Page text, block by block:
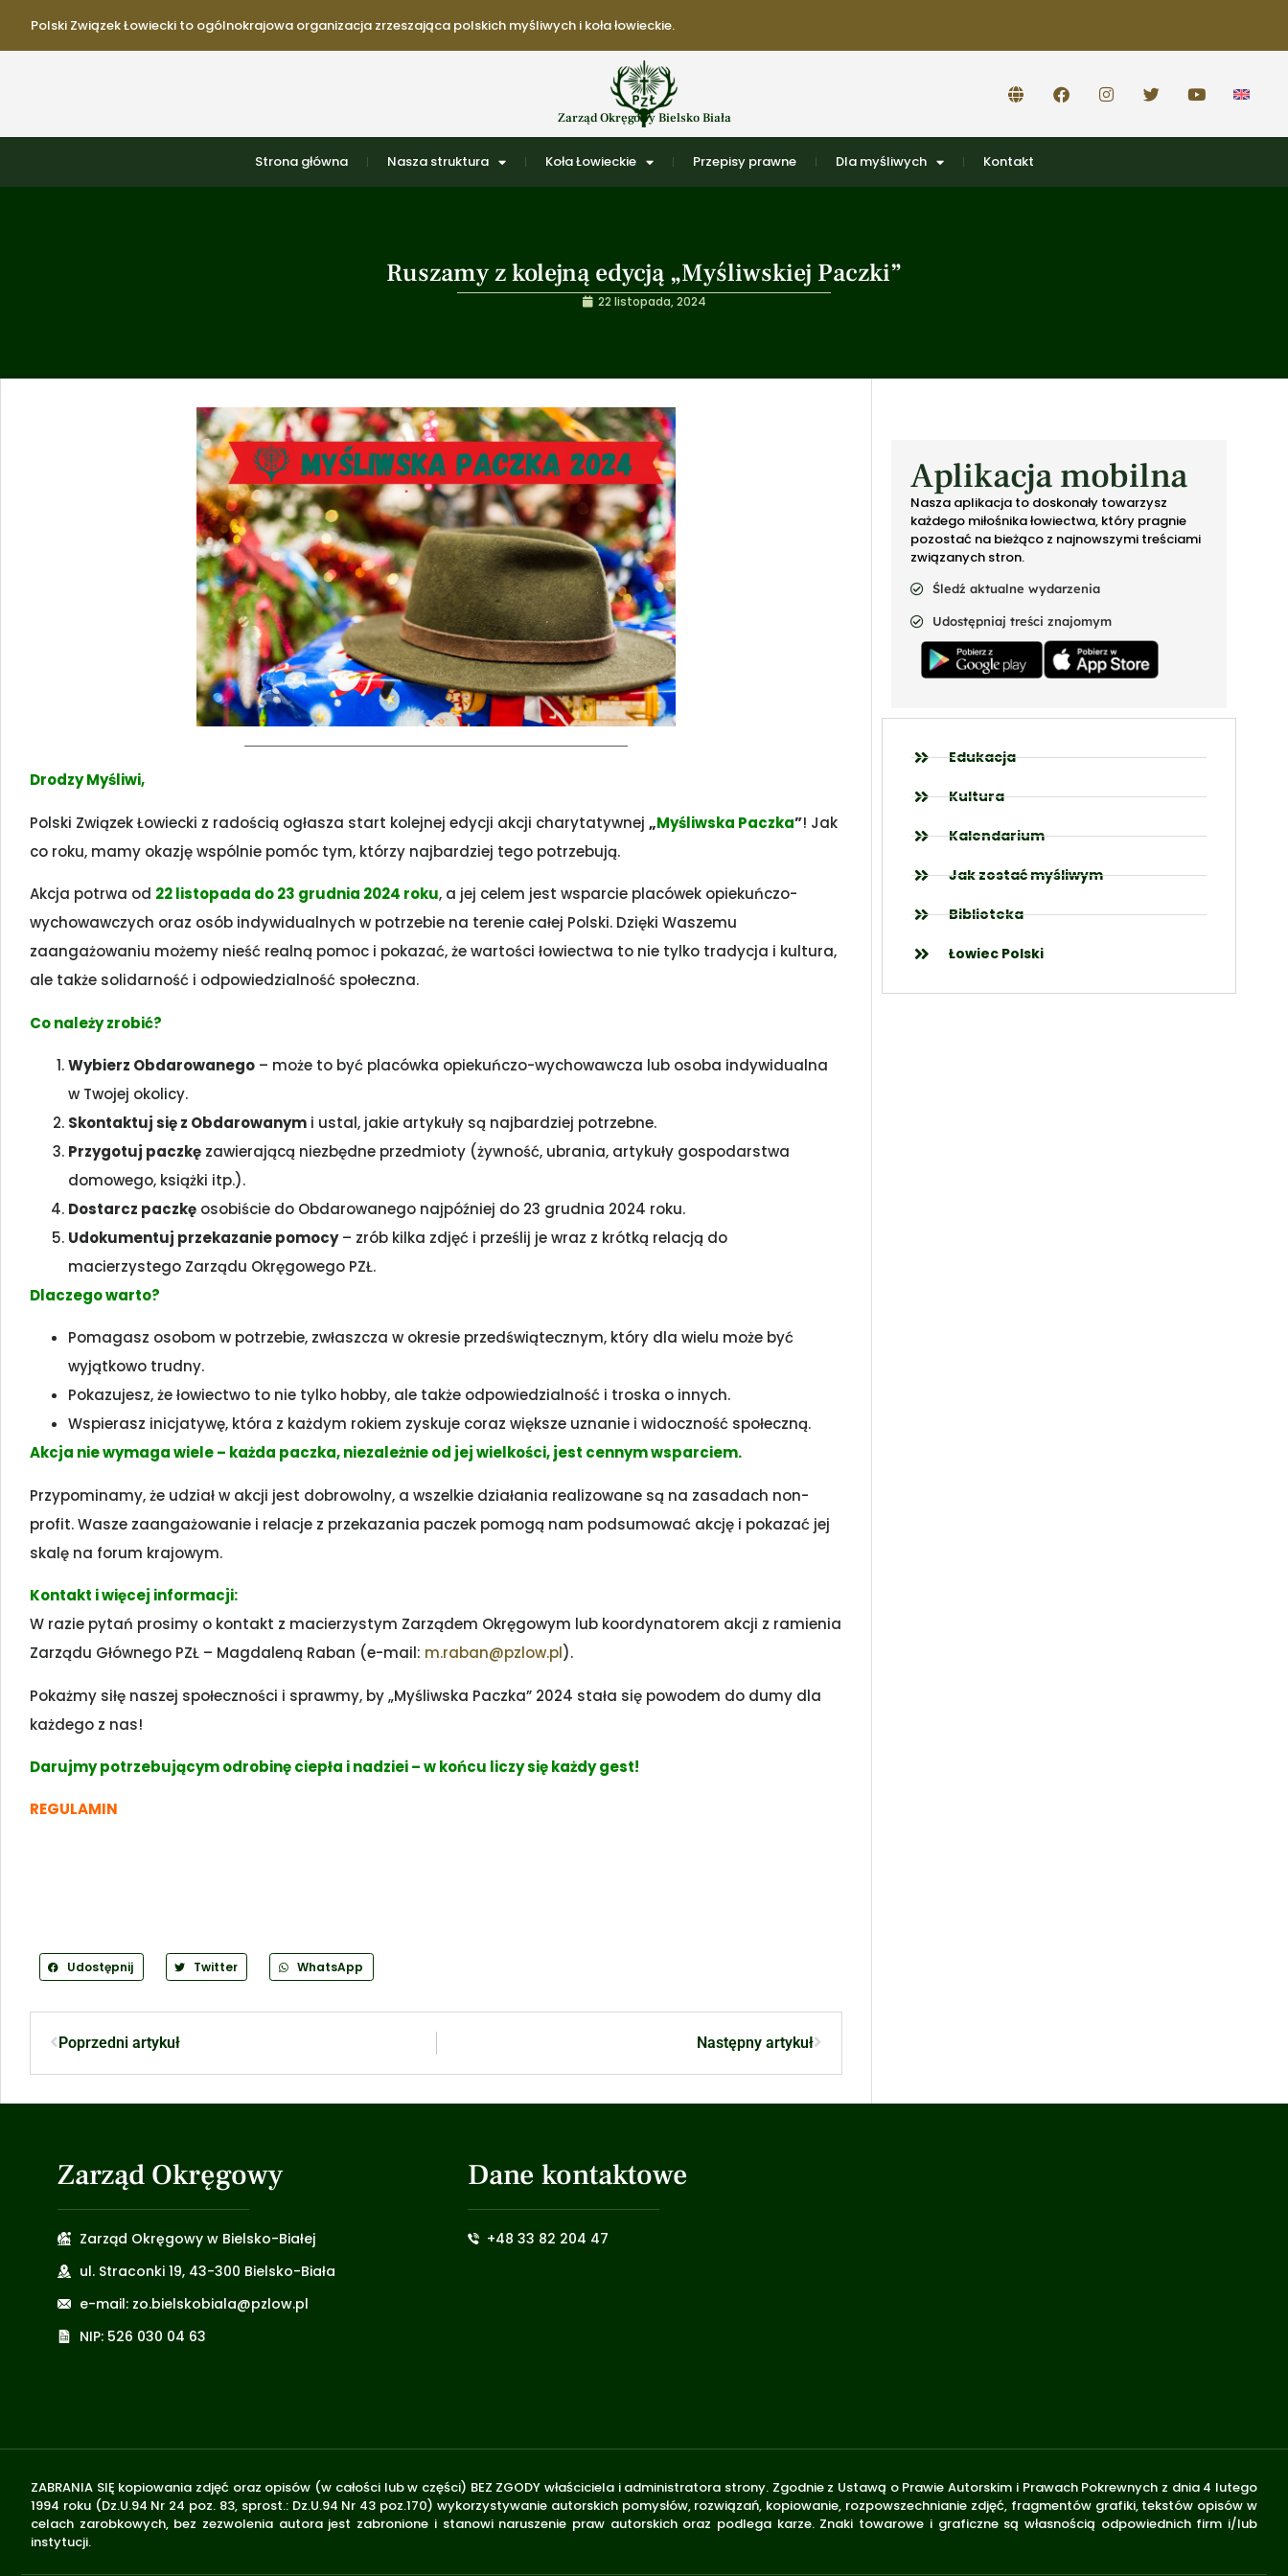
Polski Związek Łowiecki to ogólnokrajowa organizacja zrzeszająca polskich myśliwych i koła łowieckie.
Zarząd Okręgowy Bielsko Biała
Strona główna Nasza struktura Koła Łowieckie Przepisy prawne Dla myśliwych Kontakt
Ruszamy z kolejną edycją „Myśliwskiej Paczki”
22 listopada, 2024
Drodzy Myśliwi,
Polski Związek Łowiecki z radością ogłasza start kolejnej edycji akcji charytatywnej „Myśliwska Paczka”! Jak
co roku, mamy okazję wspólnie pomóc tym, którzy najbardziej tego potrzebują.
Akcja potrwa od 22 listopada do 23 grudnia 2024 roku, a jej celem jest wsparcie placówek opiekuńczo-
wychowawczych oraz osób indywidualnych w potrzebie na terenie całej Polski. Dzięki Waszemu
zaangażowaniu możemy nieść realną pomoc i pokazać, że wartości łowiectwa to nie tylko tradycja i kultura,
ale także solidarność i odpowiedzialność społeczna.
Co należy zrobić?
Wybierz Obdarowanego – może to być placówka opiekuńczo-wychowawcza lub osoba indywidualna
w Twojej okolicy.
Skontaktuj się z Obdarowanym i ustal, jakie artykuły są najbardziej potrzebne.
Przygotuj paczkę zawierającą niezbędne przedmioty (żywność, ubrania, artykuły gospodarstwa
domowego, książki itp.).
Dostarcz paczkę osobiście do Obdarowanego najpóźniej do 23 grudnia 2024 roku.
Udokumentuj przekazanie pomocy– zrób kilka zdjęć i prześlij je wraz z krótką relacją do
macierzystego Zarządu Okręgowego PZŁ.
Dlaczego warto?
Pomagasz osobom w potrzebie, zwłaszcza w okresie przedświątecznym, który dla wielu może być
wyjątkowo trudny.
Pokazujesz, że łowiectwo to nie tylko hobby, ale także odpowiedzialność i troska o innych.
Wspierasz inicjatywę, która z każdym rokiem zyskuje coraz większe uznanie i widoczność społeczną.
Akcja nie wymaga wiele – każda paczka, niezależnie od jej wielkości, jest cennym wsparciem.
Przypominamy, że udział w akcji jest dobrowolny, a wszelkie działania realizowane są na zasadach non-
profit. Wasze zaangażowanie i relacje z przekazania paczek pomogą nam podsumować akcję i pokazać jej
skalę na forum krajowym.
Kontakt i więcej informacji:
W razie pytań prosimy o kontakt z macierzystym Zarządem Okręgowym lub koordynatorem akcji z ramienia
Zarządu Głównego PZŁ – Magdaleną Raban (e-mail: m.raban@pzlow.pl).
Pokażmy siłę naszej społeczności i sprawmy, by „Myśliwska Paczka” 2024 stała się powodem do dumy dla
każdego z nas!
Darujmy potrzebującym odrobinę ciepła i nadziei – w końcu liczy się każdy gest!
REGULAMIN
Udostępnij Twitter WhatsApp
Poprzedni artykuł Następny artykuł
Aplikacja mobilna
Nasza aplikacja to doskonały towarzysz
każdego miłośnika łowiectwa, który pragnie
pozostać na bieżąco z najnowszymi treściami
związanych stron.
Śledź aktualne wydarzenia
Udostępniaj treści znajomym
Edukacja
Kultura
Kalendarium
Jak zostać myśliwym
Biblioteka
Łowiec Polski
Zarząd Okręgowy
Zarząd Okręgowy w Bielsko-Białej
ul. Straconki 19, 43-300 Bielsko-Biała
e-mail: zo.bielskobiala@pzlow.pl
NIP: 526 030 04 63
Dane kontaktowe
+48 33 82 204 47
ZABRANIA SIĘ kopiowania zdjęć oraz opisów (w całości lub w części) BEZ ZGODY właściciela i administratora strony. Zgodnie z Ustawą o Prawie Autorskim i Prawach Pokrewnych z dnia 4 lutego
1994 roku (Dz.U.94 Nr 24 poz. 83, sprost.: Dz.U.94 Nr 43 poz.170) wykorzystywanie autorskich pomysłów, rozwiązań, kopiowanie, rozpowszechnianie zdjęć, fragmentów grafiki, tekstów opisów w
celach zarobkowych, bez zezwolenia autora jest zabronione i stanowi naruszenie praw autorskich oraz podlega karze. Znaki towarowe i graficzne są własnością odpowiednich firm i/lub
instytucji.